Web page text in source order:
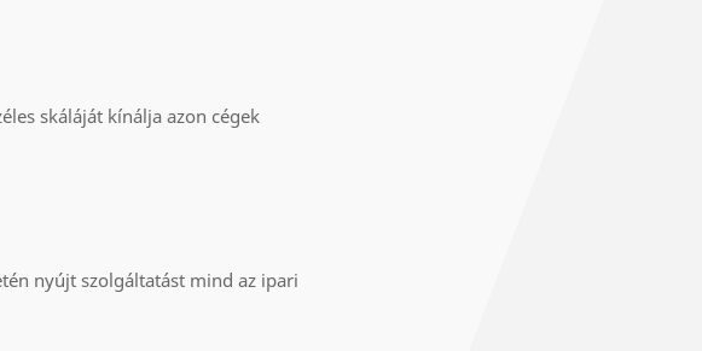
skáláját kínálja azon cégek
nyújt szolgáltatást mind az ipari